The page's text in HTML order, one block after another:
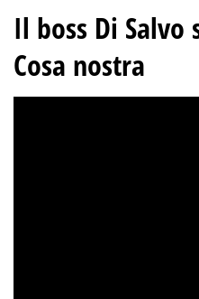
Il boss Di Salvo
Cosa nostra